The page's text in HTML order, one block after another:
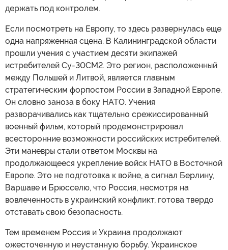
держать под контролем.
Если посмотреть на Европу, то здесь развернулась еще
одна напряженная сцена. В Калининградской области
прошли учения с участием десяти экипажей
истребителей Су-30СМ2. Это регион, расположенный
между Польшей и Литвой, является главным
стратегическим форпостом России в Западной Европе.
Он словно заноза в боку НАТО. Учения
разворачивались как тщательно срежиссированный
военный фильм, который продемонстрировал
всесторонние возможности российских истребителей.
Эти маневры стали ответом Москвы на
продолжающееся укрепление войск НАТО в Восточной
Европе. Это не подготовка к войне, а сигнал Берлину,
Варшаве и Брюсселю, что Россия, несмотря на
вовлеченность в украинский конфликт, готова твердо
отставать свою безопасность.
Тем временем Россия и Украина продолжают
ожесточенную и неустанную борьбу. Украинское